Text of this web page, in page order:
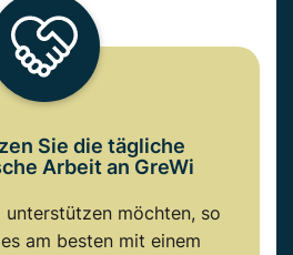
Sie die tägliche
Arbeit an GreWi
unterstützen möchten, so
am besten mit einem